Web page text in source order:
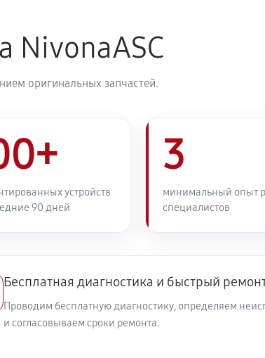
NivonaASC
оригинальных запчастей.
устройств
90 дней
3
минимальный опыт
специалистов
Бесплатная диагностика и быстрый
Проводим бесплатную диагностику, определяем
и согласовываем сроки ремонта.